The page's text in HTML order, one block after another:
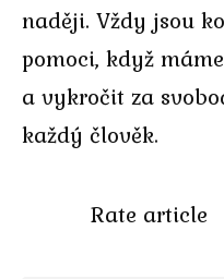
naději. Vždy jsou
pomoci, když
a vykročit za
každý člověk.
Rate article